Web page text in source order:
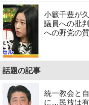
小籔千豊が
議員への批
への野党の
話題の記事
統一教会と
に…民放は